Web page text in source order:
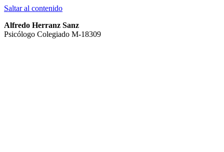
Saltar al contenido
Alfredo Herranz Sanz
Psicólogo Colegiado M-18309